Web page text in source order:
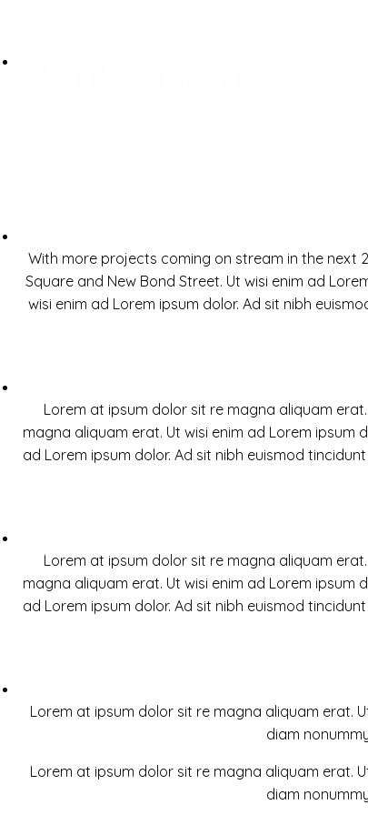
With more projects coming on stream in the next
Square and New Bond Street. Ut wisi enim ad
wisi enim ad Lorem ipsum dolor. Ad sit nibh
Lorem at ipsum dolor sit re magna aliquam
magna aliquam erat. Ut wisi enim ad Lorem ipsum
ad Lorem ipsum dolor. Ad sit nibh euismod
Lorem at ipsum dolor sit re magna aliquam
magna aliquam erat. Ut wisi enim ad Lorem ipsum
ad Lorem ipsum dolor. Ad sit nibh euismod
Lorem at ipsum dolor sit re magna aliquam erat.
diam
Lorem at ipsum dolor sit re magna aliquam erat.
diam